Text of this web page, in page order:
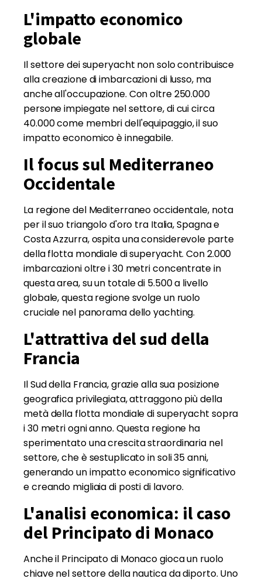
L'impatto economico
globale
Il settore dei superyacht non solo contribuisce
alla creazione di imbarcazioni di lusso, ma
anche all'occupazione. Con oltre 250.000
persone impiegate nel settore, di cui circa
40.000 come membri dell'equipaggio, il suo
impatto economico è innegabile.
Il focus sul Mediterraneo
Occidentale
La regione del Mediterraneo occidentale, nota
per il suo triangolo d'oro tra Italia, Spagna e
Costa Azzurra, ospita una considerevole parte
della flotta mondiale di superyacht. Con 2.000
imbarcazioni oltre i 30 metri concentrate in
questa area, su un totale di 5.500 a livello
globale, questa regione svolge un ruolo
cruciale nel panorama dello yachting.
L'attrattiva del sud della
Francia
Il Sud della Francia, grazie alla sua posizione
geografica privilegiata, attraggono più della
metà della flotta mondiale di superyacht sopra
i 30 metri ogni anno. Questa regione ha
sperimentato una crescita straordinaria nel
settore, che è sestuplicato in soli 35 anni,
generando un impatto economico significativo
e creando migliaia di posti di lavoro.
L'analisi economica: il caso
del Principato di Monaco
Anche il Principato di Monaco gioca un ruolo
chiave nel settore della nautica da diporto. Uno